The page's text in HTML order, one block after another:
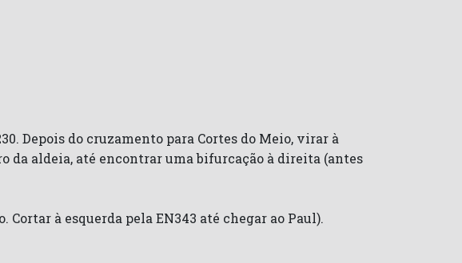
Depois do cruzamento para Cortes do Meio, virar à
da aldeia, até encontrar uma bifurcação à direita (antes
à esquerda pela EN343 até chegar ao Paul).